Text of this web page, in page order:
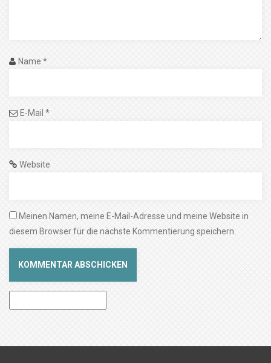
Name *
E-Mail *
Website
Meinen Namen, meine E-Mail-Adresse und meine Website in
diesem Browser für die nächste Kommentierung speichern.